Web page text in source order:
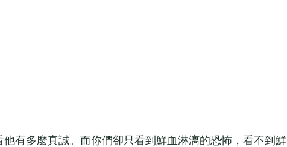
多麼真誠。而你們卻只看到鮮血淋漓的恐怖，看不到鮮